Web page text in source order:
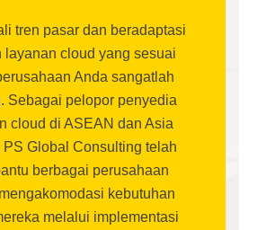
tren pasar dan beradaptasi
layanan cloud yang sesuai
Anda sangatlah
Sebagai pelopor penyedia
cloud di ASEAN dan Asia
PS Global Consulting telah
berbagai perusahaan
kebutuhan
melalui implementasi